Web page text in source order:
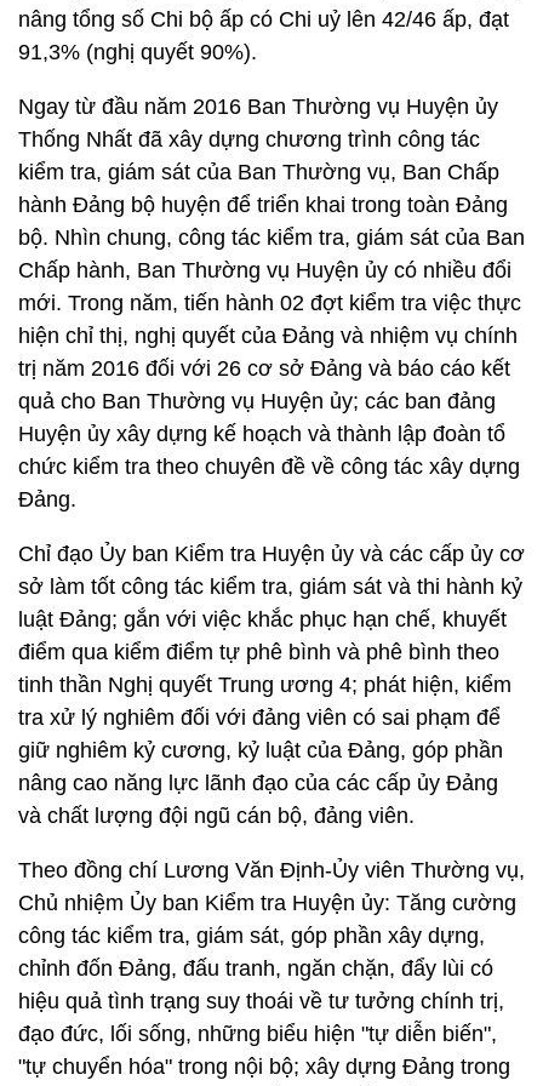
nâng tổng số Chi bộ ấp có Chi uỷ lên 42/46 ấp, đạt
91,3% (nghị quyết 90%).
Ngay từ đầu năm 2016 Ban Thường vụ Huyện ủy
Thống Nhất đã xây dựng chương trình công tác
kiểm tra, giám sát của Ban Thường vụ, Ban Chấp
hành Đảng bộ huyện để triển khai trong toàn Đảng
bộ. Nhìn chung, công tác kiểm tra, giám sát của Ban
Chấp hành, Ban Thường vụ Huyện ủy có nhiều đổi
mới. Trong năm, tiến hành 02 đợt kiểm tra việc thực
hiện chỉ thị, nghị quyết của Đảng và nhiệm vụ chính
trị năm 2016 đối với 26 cơ sở Đảng và báo cáo kết
quả cho Ban Thường vụ Huyện ủy; các ban đảng
Huyện ủy xây dựng kế hoạch và thành lập đoàn tổ
chức kiểm tra theo chuyên đề về công tác xây dựng
Đảng.
Chỉ đạo Ủy ban Kiểm tra Huyện ủy và các cấp ủy cơ
sở làm tốt công tác kiểm tra, giám sát và thi hành kỷ
luật Đảng; gắn với việc khắc phục hạn chế, khuyết
điểm qua kiểm điểm tự phê bình và phê bình theo
tinh thần Nghị quyết Trung ương 4; phát hiện, kiểm
tra xử lý nghiêm đối với đảng viên có sai phạm để
giữ nghiêm kỷ cương, kỷ luật của Đảng, góp phần
nâng cao năng lực lãnh đạo của các cấp ủy Đảng
và chất lượng đội ngũ cán bộ, đảng viên.
Theo đồng chí Lương Văn Định-Ủy viên Thường vụ,
Chủ nhiệm Ủy ban Kiểm tra Huyện ủy: Tăng cường
công tác kiểm tra, giám sát, góp phần xây dựng,
chỉnh đốn Đảng, đấu tranh, ngăn chặn, đẩy lùi có
hiệu quả tình trạng suy thoái về tư tưởng chính trị,
đạo đức, lối sống, những biểu hiện "tự diễn biến",
"tự chuyển hóa" trong nội bộ; xây dựng Đảng trong